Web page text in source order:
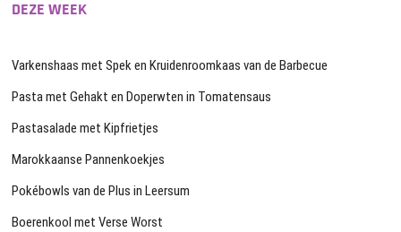
DEZE WEEK
Varkenshaas met Spek en Kruidenroomkaas van de Barbecue
Pasta met Gehakt en Doperwten in Tomatensaus
Pastasalade met Kipfrietjes
Marokkaanse Pannenkoekjes
Pokébowls van de Plus in Leersum
Boerenkool met Verse Worst